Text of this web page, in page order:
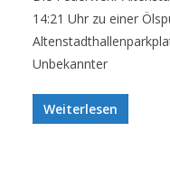
14:21 Uhr zu einer
Unbekannter
Weiterlesen